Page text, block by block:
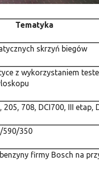
Tematyka
skrzyń biegów
z wykorzystaniem
205, 708, DCI700, III etap,
590/350
firmy Bosch na